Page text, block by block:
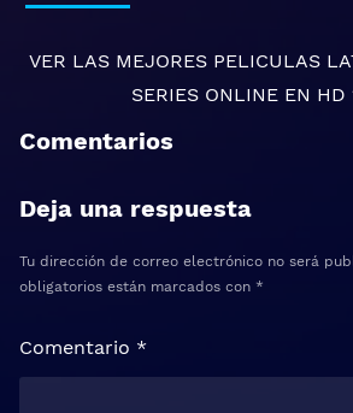
VER LAS MEJORES PELICULAS
SERIES ONLINE EN HD
Comentarios
Deja una respuesta
Tu dirección de correo electrónico no será
obligatorios están marcados con *
Comentario *